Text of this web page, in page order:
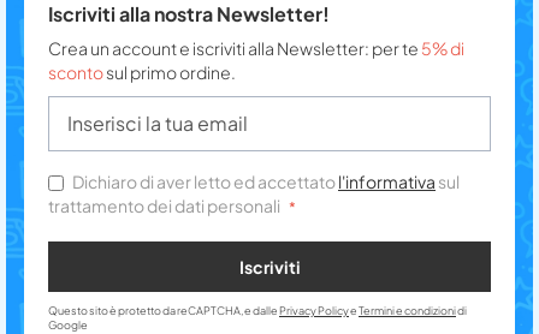
Iscriviti alla nostra Newsletter!
Crea un account e iscriviti alla Newsletter: per te 5% di
scontosul primo ordine.
Dichiaro di aver letto ed accettatol'informativa sul
trattamento dei dati personali
Iscriviti
Questo sito è protetto da reCAPTCHA, e dalle Privacy PolicyeTermini e condizionidi
Google